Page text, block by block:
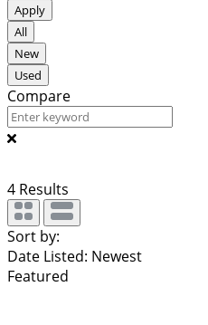
Apply
All
New
Used
Compare
4 Results
Sort by:
Date Listed: Newest
Featured